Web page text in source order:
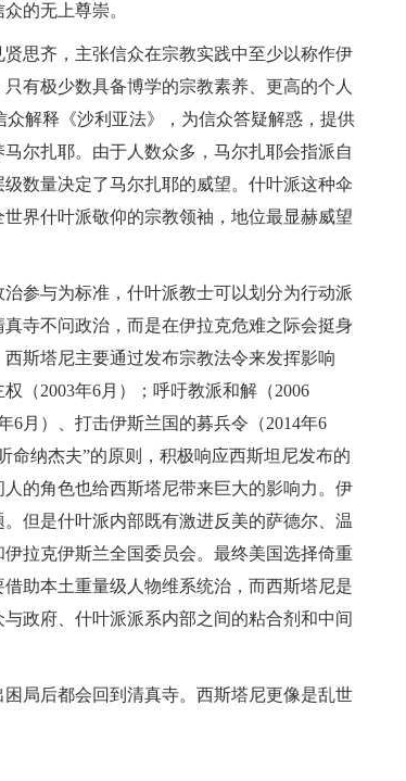
的无上尊崇。
思齐，主张信众在宗教实践中至少以称作伊
有极少数具备博学的宗教素养、更高的个人
解释《沙利亚法》，为信众答疑解惑，提供
尔扎耶。由于人数众多，马尔扎耶会指派自
数量决定了马尔扎耶的威望。什叶派这种伞
界什叶派敬仰的宗教领袖，地位最显赫威望
参与为标准，什叶派教士可以划分为行动派
寺不问政治，而是在伊拉克危难之际会挺身
斯塔尼主要通过发布宗教法令来发挥影响
（2003年6月）；呼吁教派和解（2006
6月）、打击伊斯兰国的募兵令（2014年6
命纳杰夫”的原则，积极响应西斯坦尼发布的
的角色也给西斯塔尼带来巨大的影响力。伊
但是什叶派内部既有激进反美的萨德尔、温
拉克伊斯兰全国委员会。最终美国选择倚重
助本土重量级人物维系统治，而西斯塔尼是
政府、什叶派派系内部之间的粘合剂和中间
局后都会回到清真寺。西斯塔尼更像是乱世